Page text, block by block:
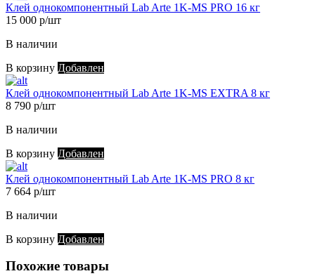
Клей однокомпонентный Lab Arte 1K-MS PRO 16 кг
15 000 р/шт
В наличии
В корзину Добавлен
Клей однокомпонентный Lab Arte 1K-MS EXTRA 8 кг
8 790 р/шт
В наличии
В корзину Добавлен
Клей однокомпонентный Lab Arte 1K-MS PRO 8 кг
7 664 р/шт
В наличии
В корзину Добавлен
Похожие товары